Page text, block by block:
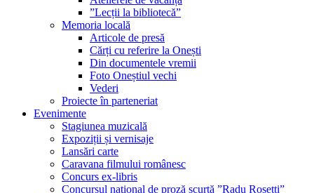
”Lecții la bibliotecă”
Memoria locală
Articole de presă
Cărți cu referire la Onești
Din documentele vremii
Foto Oneștiul vechi
Vederi
Proiecte în parteneriat
Evenimente
Stagiunea muzicală
Expoziții și vernisaje
Lansări carte
Caravana filmului românesc
Concurs ex-libris
Concursul național de proză scurtă ”Radu Rosetti”